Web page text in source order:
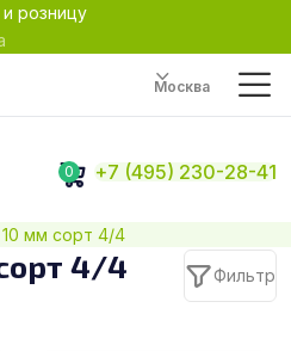
розницу
Москва
0 +7 (495) 230-28-41
мм сорт 4/4
4/4 Фильтр